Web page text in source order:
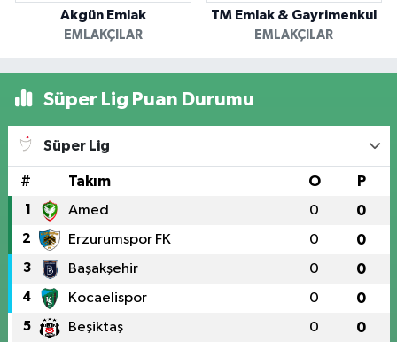
Akgün Emlak
EMLAKÇILAR
TM Emlak & Gayrimenkul
EMLAKÇILAR
Süper Lig Puan Durumu
Süper Lig
# Takım O P
1 Amed 0 0
2 Erzurumspor FK 0 0
3 Başakşehir 0 0
4 Kocaelispor 0 0
5 Beşiktaş 0 0